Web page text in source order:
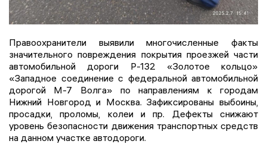
Правоохранители выявили многочисленные факты
значительного повреждения покрытия проезжей части
автомобильной дороги Р-132 «Золотое кольцо»
«Западное соединение с федеральной автомобильной
дорогой М-7 Волга» по направлениям к городам
Нижний Новгород и Москва. Зафиксированы выбоины,
просадки, проломы, колеи и пр. Дефекты снижают
уровень безопасности движения транспортных средств
на данном участке автодороги.